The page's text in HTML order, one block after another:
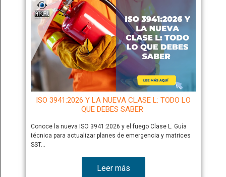
ISO 3941:2026 Y LA NUEVA CLASE L: TODO LO
QUE DEBES SABER
Conoce la nueva ISO 3941:2026 y el fuego Clase L. Guía
técnica para actualizar planes de emergencia y matrices
SST…
Leer más